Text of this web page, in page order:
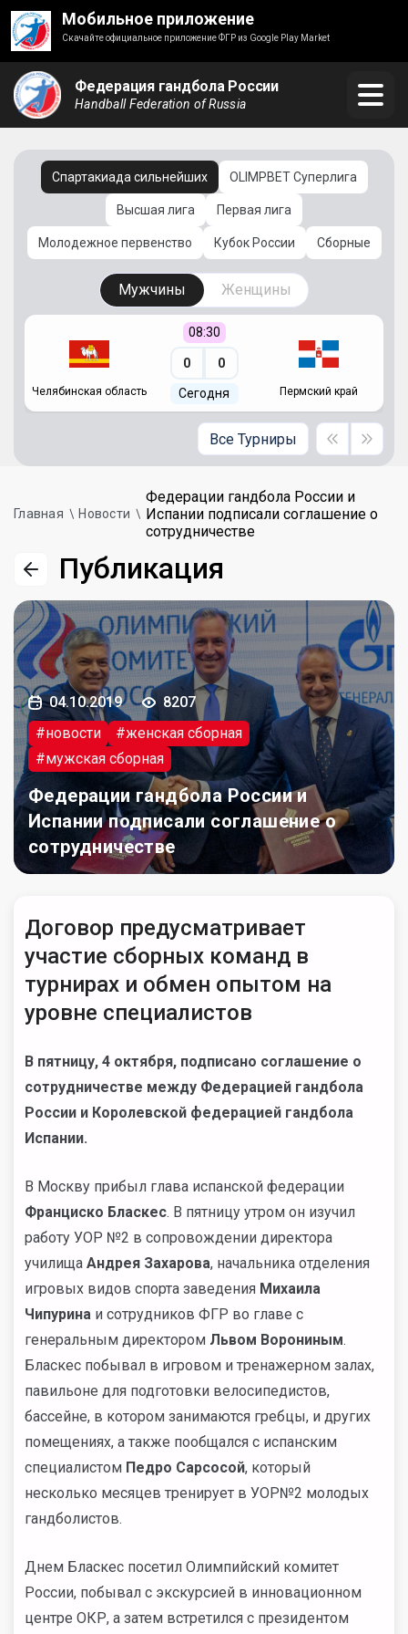
Мобильное приложение
Скачайте официальное приложение ФГР из Google Play Market
Федерация гандбола России
Handball Federation of Russia
Спартакиада сильнейших OLIMPBET Суперлига
Высшая лига Первая лига
Молодежное первенство Кубок России Сборные
Мужчины Женщины
Челябинская область
08:30
0 0
Сегодня Пермский край
Все Турниры
Главная Новости
Федерации гандбола России и
Испании подписали соглашение о
сотрудничестве
Публикация
04.10.2019
8207
#новости
#женская сборная
#мужская сборная
Федерации гандбола России и
Испании подписали соглашение о
сотрудничестве
Договор предусматривает
участие сборных команд в
турнирах и обмен опытом на
уровне специалистов
В пятницу, 4 октября, подписано соглашение о
сотрудничестве между Федерацией гандбола
России и Королевской федерацией гандбола
Испании.
В Москву прибыл глава испанской федерации
Франциско Бласкес. В пятницу утром он изучил
работу УОР №2 в сопровождении директора
училища Андрея Захарова, начальника отделения
игровых видов спорта заведения Михаила
Чипурина и сотрудников ФГР во главе с
генеральным директором Львом Ворониным.
Бласкес побывал в игровом и тренажерном залах,
павильоне для подготовки велосипедистов,
бассейне, в котором занимаются гребцы, и других
помещениях, а также пообщался с испанским
специалистом Педро Сарсосой, который
несколько месяцев тренирует в УОР№2 молодых
гандболистов.
Днем Бласкес посетил Олимпийский комитет
России, побывал с экскурсией в инновационном
центре ОКР, а затем встретился с президентом